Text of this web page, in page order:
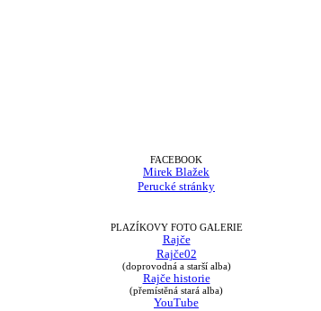
FACEBOOK
Mirek Blažek
Perucké stránky
PLAZÍKOVY FOTO GALERIE
Rajče
Rajče02
(doprovodná a starší alba)
Rajče historie
(přemístěná stará alba)
YouTube